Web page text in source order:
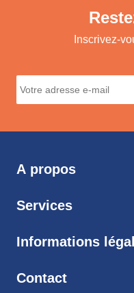
Inscrivez-
A propos
Services
Informations
Contact